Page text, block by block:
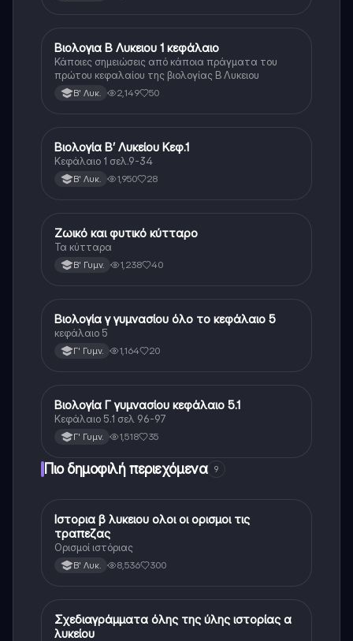
Βιολογία
Βιολογια Β Λυκειου 1 κεφάλαιο
Κάποιες σημειώσεις από κάποια πράγματα του
πρώτου κεφαλαίου της βιολογίας Β Λυκειου
Β' Λυκ. 2,149 50
Βιολογία
Βιολογία Β’ Λυκείου Κεφ.1
Κεφάλαιο 1 σελ.9-34
Β' Λυκ. 1,950 28
Βιολογία
Ζωικό και φυτικό κύτταρο
Τα κύτταρα
Β' Γυμν. 1,238 40
Βιολογία
Βιολογία γ γυμνασίου όλο το κεφάλαιο 5
κεφάλαιο 5
Γ' Γυμν. 1,164 20
Βιολογία
Βιολογία Γ γυμνασίου κεφάλαιο 5.1
Κεφάλαιο 5.1 σελ 96-97
Γ' Γυμν. 1,518 35
Πιο δημοφιλή περιεχόμενα 9
Ιστορία
Ιστορια β λυκειου ολοι οι ορισμοι τις
τραπεζας
Ορισμοί ιστόριας
Β' Λυκ. 8,536 300
Ιστορία
Σχεδιαγράμματα όλης της ύλης ιστορίας α
λυκείου